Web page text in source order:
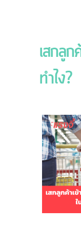
เสกลูก
ทำไง?